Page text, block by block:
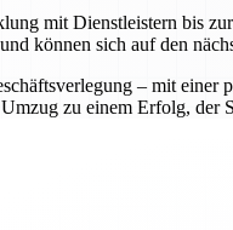
mit Dienstleistern bis
können sich auf den
– mit
zu einem Erfolg, der